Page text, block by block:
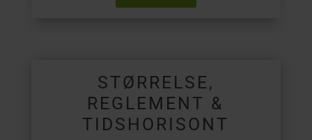
STØRRELSE,
REGLEMENT &
TIDSHORISONT